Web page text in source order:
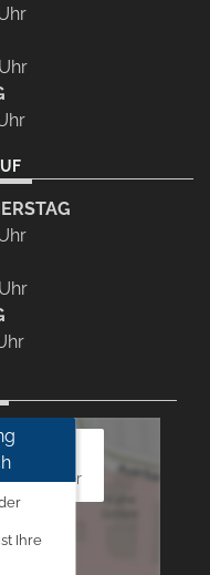
Eschweiler
Ihre